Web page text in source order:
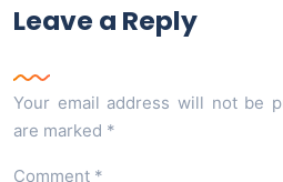
Leave a Reply
Your email address will not be
are marked *
Comment *